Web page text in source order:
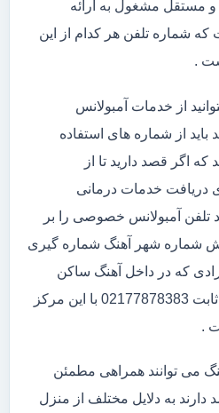
مستقل مشغول به ارائه
شماره تلفن هر کدام از این
.
از خدمات آمبولانس
از شماره های استفاده
که اگر قصد دارید تا از
دریافت خدمات درمانی
تلفن آمبولانس خصوصی را بر
پیش شماره شهر آهنگ شماره گیری
که در داخل آهنگ ساکن
هستند و قصد دارند با تلفن ثابت 02177878383 با این مرکز
.
می توانند همراهی مطمئن
دارند به دلایل مختلف از منزل